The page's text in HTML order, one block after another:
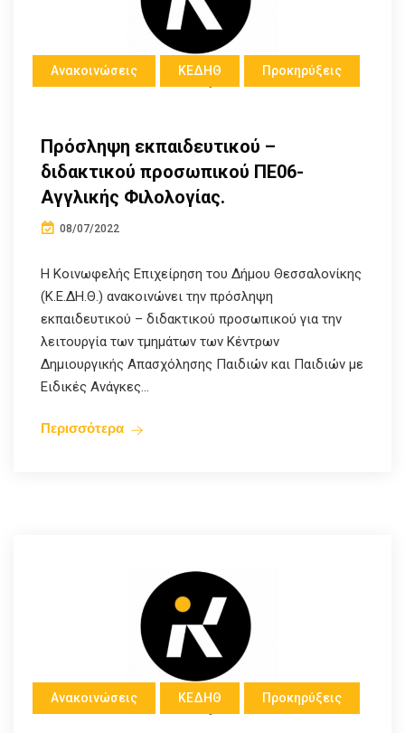
Ανακοινώσεις ΚΕΔΗΘ Προκηρύξεις
Πρόσληψη εκπαιδευτικού –
διδακτικού προσωπικού ΠΕ06-
Αγγλικής Φιλολογίας.
08/07/2022
Η Κοινωφελής Επιχείρηση του Δήμου Θεσσαλονίκης
(Κ.Ε.ΔΗ.Θ.) ανακοινώνει την πρόσληψη
εκπαιδευτικού – διδακτικού προσωπικού για την
λειτουργία των τμημάτων των Κέντρων
Δημιουργικής Απασχόλησης Παιδιών και Παιδιών με
Ειδικές Ανάγκες...
Περισσότερα
Ανακοινώσεις ΚΕΔΗΘ Προκηρύξεις